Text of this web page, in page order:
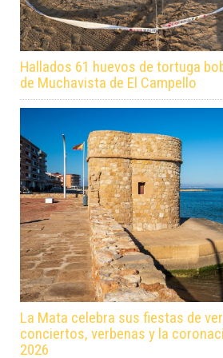
Hallados 61 huevos de tortuga
de Muchavista de El Campello
La Mata celebra sus fiestas de
conciertos, verbenas y la
2026